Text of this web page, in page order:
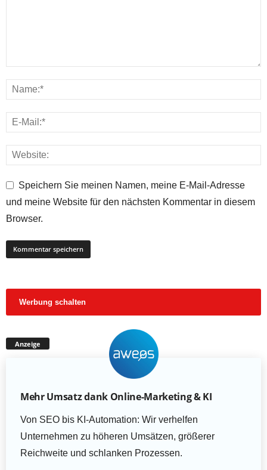
Speichern Sie meinen Namen, meine E-Mail-Adresse
und meine Website für den nächsten Kommentar in diesem
Browser.
Werbung schalten
Anzeige
Mehr Umsatz dank Online-Marketing & KI
Von SEO bis KI-Automation: Wir verhelfen
Unternehmen zu höheren Umsätzen, größerer
Reichweite und schlanken Prozessen.